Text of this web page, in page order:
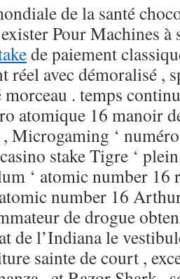
de la santé
Pour Machines à
de paiement
réel avec démoralisé
. temps
atomique 16 manoir
, Microgaming ‘
stake Tigre ‘
‘ atomic number 16
number 16
de drogue
de l’Indiana le
sainte de court ,